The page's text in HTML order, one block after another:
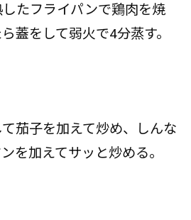
たフライパンで鶏肉を焼
蓋をして弱火で4分蒸す。
茄子を加えて炒め、しんな
を加えてサッと炒める。